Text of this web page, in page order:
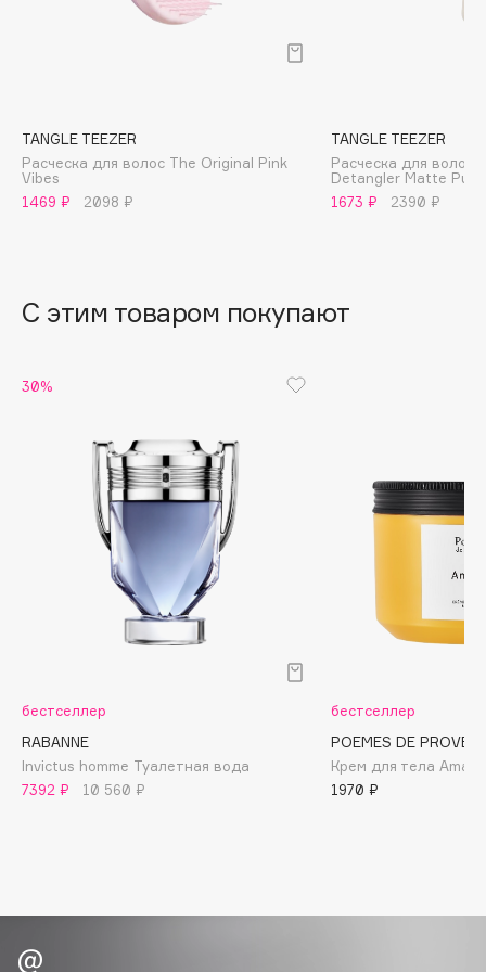
Banderas
Basicare
Beautyblades
НОВИНКА
Boadicea The Victorious
BOOMSHOP
BORK
Brunello Cucinelli
Bvlgari
TANGLE TEEZER
Расческа для волос The Original Pink
Vibes
1469 ₽
2098 ₽
TANGLE TEEZER
Расческа для волос
Detangler Matte
1673 ₽
2390 ₽
С этим товаром покупают
30%
бестселлер
RABANNE
Invictus homme Туалетная вода
7392 ₽
10 560 ₽
бестселлер
POEMES DE
Крем для тела
1970 ₽